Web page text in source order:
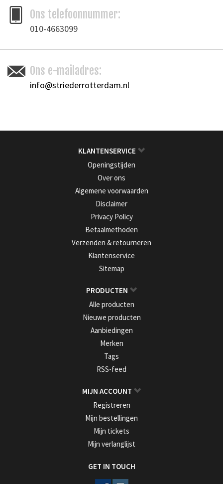
Ons telefoonnummer:
010-4663099
Ons e-mailadres:
info@striederrotterdam.nl
KLANTENSERVICE
Openingstijden
Over ons
Algemene voorwaarden
Disclaimer
Privacy Policy
Betaalmethoden
Verzenden & retourneren
Klantenservice
Sitemap
PRODUCTEN
Alle producten
Nieuwe producten
Aanbiedingen
Merken
Tags
RSS-feed
MIJN ACCOUNT
Registreren
Mijn bestellingen
Mijn tickets
Mijn verlanglijst
GET IN TOUCH